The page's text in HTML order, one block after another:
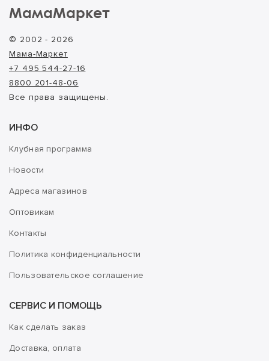
МамаМаркет
© 2002 - 2026
Мама-Маркет
+7 495 544-27-16
8800 201-48-06
Все права защищены.
ИНФО
Клубная программа
Новости
Адреса магазинов
Оптовикам
Контакты
Политика конфиденциальности
Пользовательское соглашение
СЕРВИС И ПОМОЩЬ
Как сделать заказ
Доставка, оплата